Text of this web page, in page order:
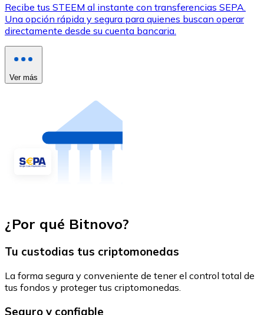
Recibe tus STEEM al instante con transferencias SEPA.
Una opción rápida y segura para quienes buscan operar
directamente desde su cuenta bancaria.
Ver más
¿Por qué Bitnovo?
Tu custodias tus criptomonedas
La forma segura y conveniente de tener el control total de
tus fondos y proteger tus criptomonedas.
Seguro y confiable